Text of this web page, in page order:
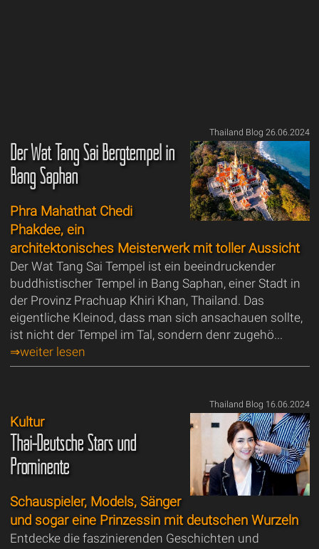
Thailand Blog 26.06.2024
Der Wat Tang Sai Bergtempel in
Bang Saphan
Phra Mahathat Chedi
Phakdee, ein
architektonisches Meisterwerk mit toller Aussicht
Der Wat Tang Sai Tempel ist ein beeindruckender
buddhistischer Tempel in Bang Saphan, einer Stadt in
der Provinz Prachuap Khiri Khan, Thailand. Das
eigentliche Kleinod, dass man sich ansachauen sollte,
ist nicht der Tempel im Tal, sondern denr zugehö...
⇒weiter lesen
Thailand Blog 16.06.2024
Kultur
Thai-Deutsche Stars und
Prominente
Schauspieler, Models, Sänger
und sogar eine Prinzessin mit deutschen Wurzeln
Entdecke die faszinierenden Geschichten und